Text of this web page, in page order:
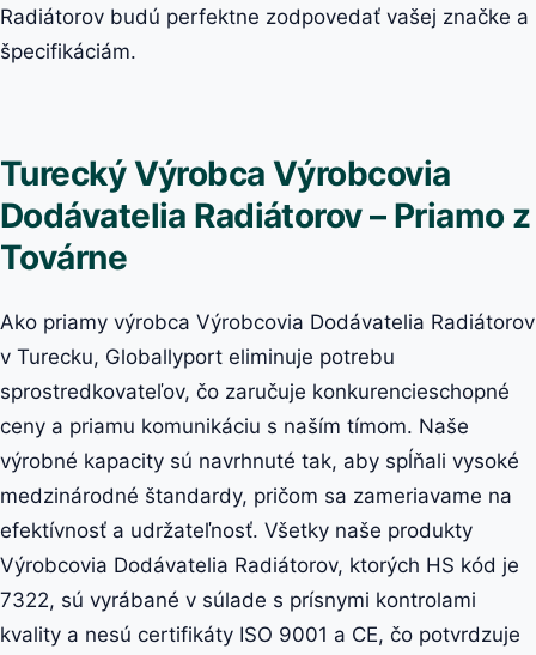
Radiátorov budú perfektne zodpovedať vašej značke a
špecifikáciám.
Turecký Výrobca Výrobcovia
Dodávatelia Radiátorov – Priamo z
Továrne
Ako priamy výrobca Výrobcovia Dodávatelia Radiátorov
v Turecku, Globallyport eliminuje potrebu
sprostredkovateľov, čo zaručuje konkurencieschopné
ceny a priamu komunikáciu s naším tímom. Naše
výrobné kapacity sú navrhnuté tak, aby spĺňali vysoké
medzinárodné štandardy, pričom sa zameriavame na
efektívnosť a udržateľnosť. Všetky naše produkty
Výrobcovia Dodávatelia Radiátorov, ktorých HS kód je
7322, sú vyrábané v súlade s prísnymi kontrolami
kvality a nesú certifikáty ISO 9001 a CE, čo potvrdzuje